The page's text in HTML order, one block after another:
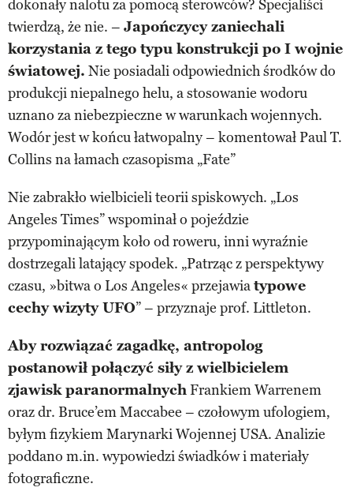
dokonały nalotu za pomocą sterowców? Specjaliści
twierdzą, że nie. – Japończycy zaniechali
korzystania z tego typu konstrukcji po I wojnie
światowej. Nie posiadali odpowiednich środków do
produkcji niepalnego helu, a stosowanie wodoru
uznano za niebezpieczne w warunkach wojennych.
Wodór jest w końcu łatwopalny – komentował Paul T.
Collins na łamach czasopisma „Fate”
Nie zabrakło wielbicieli teorii spiskowych. „Los
Angeles Times” wspominał o pojeździe
przypominającym koło od roweru, inni wyraźnie
dostrzegali latający spodek. „Patrząc z perspektywy
czasu, »bitwa o Los Angeles« przejawiatypowe
cechy wizyty UFO” – przyznaje prof. Littleton.
Aby rozwiązać zagadkę, antropolog
postanowił połączyć siły z wielbicielem
zjawisk paranormalnychFrankiem Warrenem
oraz dr. Bruce’em Maccabee – czołowym ufologiem,
byłym fizykiem Marynarki Wojennej USA. Analizie
poddano m.in. wypowiedzi świadków i materiały
fotograficzne.